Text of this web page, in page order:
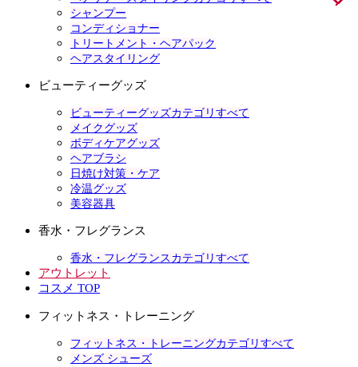
シャンプー
コンディショナー
トリートメント・ヘアパック
ヘアスタイリング
ビューティーグッズ
ビューティーグッズカテゴリすべて
メイクグッズ
ボディケアグッズ
ヘアブラシ
日焼け対策・ケア
冷温グッズ
美容器具
香水・フレグランス
香水・フレグランスカテゴリすべて
アウトレット
コスメ TOP
フィットネス・トレーニング
フィットネス・トレーニングカテゴリすべて
メンズ シューズ